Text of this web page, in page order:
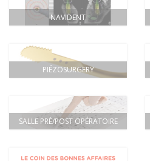
NAVIDENT
PIÉZOSURGERY
SALLE PRÉ/POST OPÉRATOIRE